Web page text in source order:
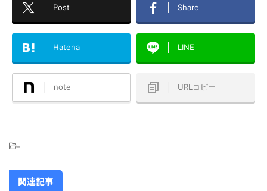
Post Share
Hatena LINE
note URLコピー
-
関連記事